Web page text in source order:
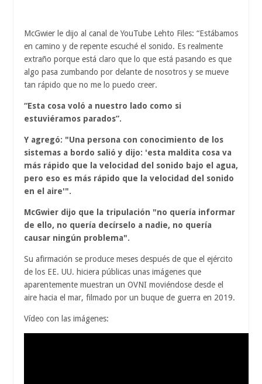
McGwier le dijo al canal de YouTube Lehto Files: “Estábamos
en camino y de repente escuché el sonido. Es realmente
extraño porque está claro que lo que está pasando es que
algo pasa zumbando por delante de nosotros y se mueve
tan rápido que no me lo puedo creer.
“Esta cosa voló a nuestro lado como si
estuviéramos parados”.
Y agregó: "Una persona con conocimiento de los
sistemas a bordo salió y dijo: 'esta maldita cosa va
más rápido que la velocidad del sonido bajo el agua,
pero eso es más rápido que la velocidad del sonido
en el aire'".
McGwier dijo que la tripulación "no quería informar
de ello, no quería decírselo a nadie, no quería
causar ningún problema".
Su afirmación se produce meses después de que el ejército
de los EE. UU. hiciera públicas unas imágenes que
aparentemente muestran un OVNI moviéndose desde el
aire hacia el mar, filmado por un buque de guerra en 2019.
Vídeo con las imágenes: